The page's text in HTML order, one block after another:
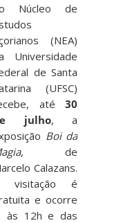
Núcleo de
(NEA)
Universidade
de Santa
(UFSC)
até30
julho, a
Boi da
, de
Calazans.
visitação é
e ocorre
às 12h e das